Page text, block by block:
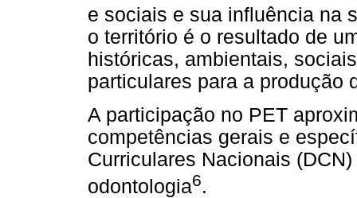
e sociais e sua influência na
o território é o resultado de
históricas, ambientais,
particulares para a produção
A participação no PET
competências gerais e
Curriculares Nacionais
odontologia6.